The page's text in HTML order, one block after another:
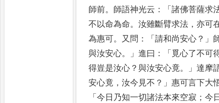
師前。 師語神光云 ：「諸佛菩薩求
不以命為命。汝雖斷臂求法 ，亦可
為惠可。 又問 ：「請和尚安心 ？」
與汝安心。」進曰 ：「 覓心了不可
得豈是汝心 ？與汝安心竟。」達摩
安心竟 ，汝今見不 ？」惠可言下大
「今日 乃知一切諸法本來空寂 ；今